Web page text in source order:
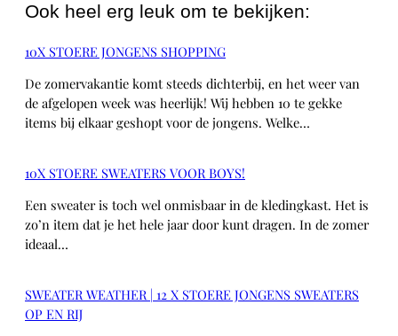
Ook heel erg leuk om te bekijken:
10X STOERE JONGENS SHOPPING
De zomervakantie komt steeds dichterbij, en het weer van
de afgelopen week was heerlijk! Wij hebben 10 te gekke
items bij elkaar geshopt voor de jongens. Welke…
10X STOERE SWEATERS VOOR BOYS!
Een sweater is toch wel onmisbaar in de kledingkast. Het is
zo’n item dat je het hele jaar door kunt dragen. In de zomer
ideaal…
SWEATER WEATHER | 12 X STOERE JONGENS SWEATERS
OP EN RIJ